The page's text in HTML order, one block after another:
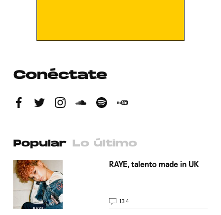
Conéctate
Popular Lo último
RAYE, talento made in UK
134